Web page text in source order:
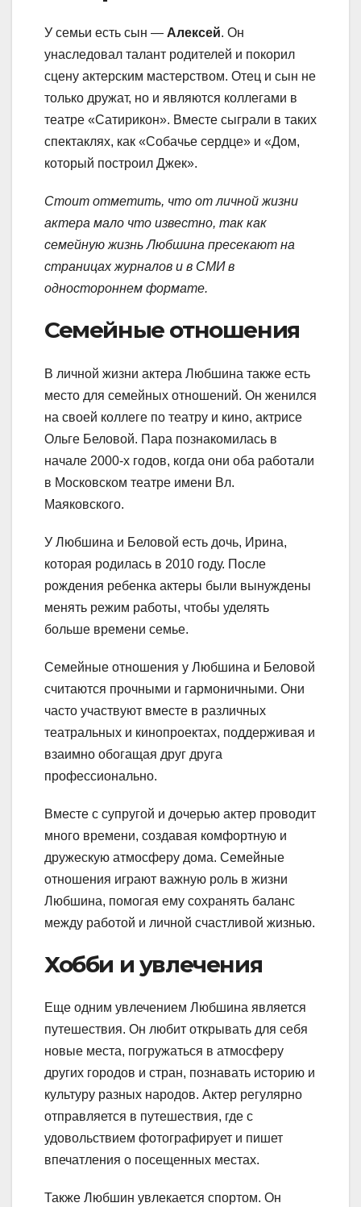
У семьи есть сын — Алексей. Он
унаследовал талант родителей и покорил
сцену актерским мастерством. Отец и сын не
только дружат, но и являются коллегами в
театре «Сатирикон». Вместе сыграли в таких
спектаклях, как «Собачье сердце» и «Дом,
который построил Джек».
Стоит отметить, что от личной жизни
актера мало что известно, так как
семейную жизнь Любшина пресекают на
страницах журналов и в СМИ в
одностороннем формате.
Семейные отношения
В личной жизни актера Любшина также есть
место для семейных отношений. Он женился
на своей коллеге по театру и кино, актрисе
Ольге Беловой. Пара познакомилась в
начале 2000-х годов, когда они оба работали
в Московском театре имени Вл.
Маяковского.
У Любшина и Беловой есть дочь, Ирина,
которая родилась в 2010 году. После
рождения ребенка актеры были вынуждены
менять режим работы, чтобы уделять
больше времени семье.
Семейные отношения у Любшина и Беловой
считаются прочными и гармоничными. Они
часто участвуют вместе в различных
театральных и кинопроектах, поддерживая и
взаимно обогащая друг друга
профессионально.
Вместе с супругой и дочерью актер проводит
много времени, создавая комфортную и
дружескую атмосферу дома. Семейные
отношения играют важную роль в жизни
Любшина, помогая ему сохранять баланс
между работой и личной счастливой жизнью.
Хобби и увлечения
Еще одним увлечением Любшина является
путешествия. Он любит открывать для себя
новые места, погружаться в атмосферу
других городов и стран, познавать историю и
культуру разных народов. Актер регулярно
отправляется в путешествия, где с
удовольствием фотографирует и пишет
впечатления о посещенных местах.
Также Любшин увлекается спортом. Он